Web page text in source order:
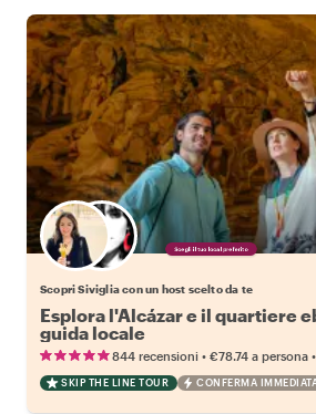
Scegli il tuo local preferito
Scopri Siviglia con un host scelto da te
Esplora l'Alcázar e il quartiere
guida locale
844 recensioni • €78.74 a persona •
SKIP THE LINE TOUR CONFERMA